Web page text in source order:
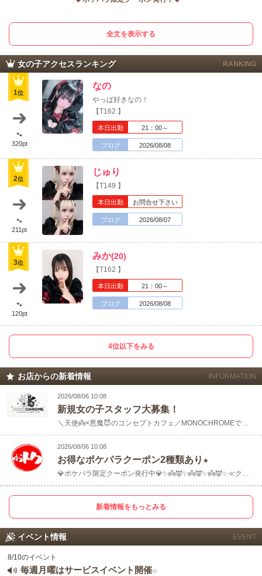
≪クーポン①：初回限定≫
ご新規フリーのお客様限定、
22:00までにご来店いただいた
ご新規のお客様には、
ご来店時に「ポケパラ見た」で
初回セット+10分のゆったり70分
さらに初回セット料金から
1,000円OFFにてご案内いたします💞
✨👼👿✨👼👿✨👼👿✨
≪クーポン②：リピート利用OK≫
＼口コミ投稿するだけで／
延長の1セットを半額
にてご案内いたします
口コミを書き終わりましたら
内勤スタッフへお見せください！
✨👼👿✨👼👿✨👼👿✨
⚠️クーポンの併用はできません
ポケパラクーポンのご提示または
「ポケパラを見た」とお伝えください💡
スタッフ一同、みなさまのご来店を
心よりお待ちしています✨
クーポン
全文を表示する
女の子アクセスランキング RANKING
1位
🐾
320pt
なの
やっぱ好きなの！
【T162 】
本日出勤 21：00～
ブログ 2026/08/08
2位
🐾
211pt
じゅり
【T149 】
本日出勤 お問合せ下さい
ブログ 2026/08/07
3位
🐾
120pt
みか(20)
【T162 】
本日出勤 21：00～
ブログ 2026/08/08
4位以下をみる
お店からの新着情報 INFORMATION
2026/08/06 10:08
新規女の子スタッフ大募集！
＼天使👼×悪魔😈のコンセプトカフェ／MONOCHROMEで働いてくれるカウンターレディを大募集してます✨💎可愛い衣装はレンタル無料➡️.....
2026/08/06 10:08
お得なポケパラクーポン2種類あり★
💎ポケパラ限定クーポン発行中💎✨👼👿✨👼👿✨👼👿✨≪クーポン①：初回限定≫ご新規フリーのお客様限定、 22:00までにご来店.....
新着情報をもっとみる
イベント情報 EVENT
8/10のイベント
毎週月曜はサービスイベント開催☆
お店のURLをコピー
女の子ログイン
店舗ログイン
新規会員登録
東海 関西
中四国
沖縄 全国TOP